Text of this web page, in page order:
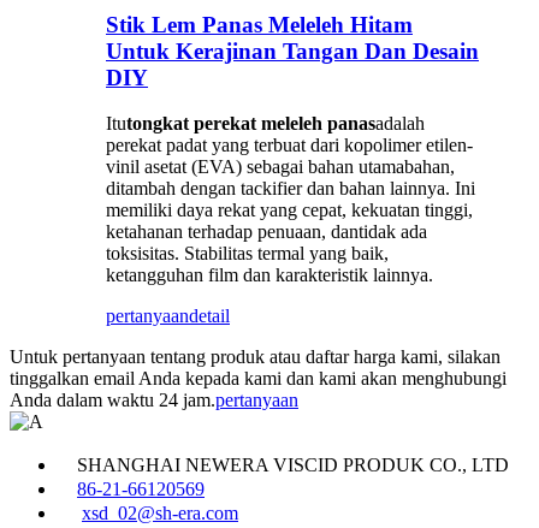
Stik Lem Panas Meleleh Hitam
Untuk Kerajinan Tangan Dan Desain
DIY
Itutongkat perekat meleleh panasadalah
perekat padat yang terbuat dari kopolimer etilen-
vinil asetat (EVA) sebagai bahan utamabahan,
ditambah dengan tackifier dan bahan lainnya. Ini
memiliki daya rekat yang cepat, kekuatan tinggi,
ketahanan terhadap penuaan, dantidak ada
toksisitas. Stabilitas termal yang baik,
ketangguhan film dan karakteristik lainnya.
pertanyaandetail
Untuk pertanyaan tentang produk atau daftar harga kami, silakan
tinggalkan email Anda kepada kami dan kami akan menghubungi
Anda dalam waktu 24 jam.pertanyaan
SHANGHAI NEWERA VISCID PRODUK CO., LTD
86-21-66120569
xsd_02@sh-era.com